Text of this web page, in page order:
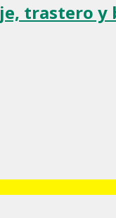
trastero y